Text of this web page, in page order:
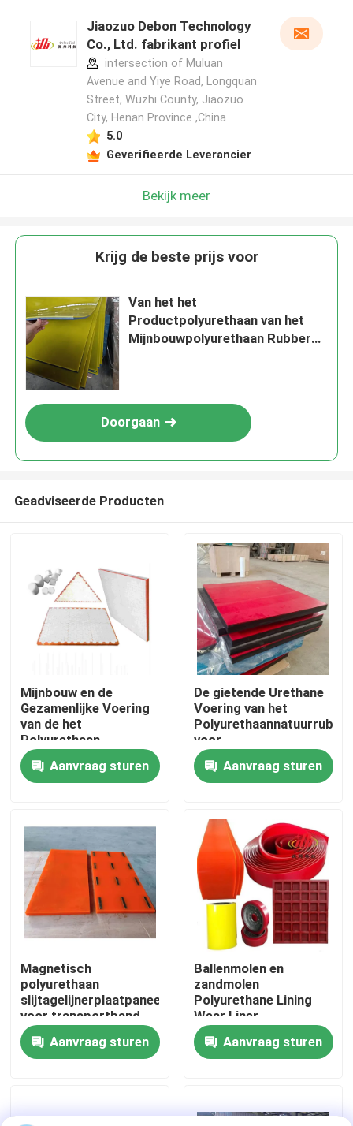
Producten
Videos
Fabrieksreis
Kwaliteitscontrole
Contacteer ons
nieuws
Alumina Ceramische Voering
Jiaozuo Debon Technology
Co., Ltd. fabrikant profiel
intersection of Muluan
Avenue and Yiye Road, Longquan
Street, Wuzhi County, Jiaozuo
City, Henan Province ,China
5.0
Geverifieerde Leverancier
Bekijk meer
Krijg de beste prijs voor
Van het het
Productpolyurethaan van het
Mijnbouwpolyurethaan Rubber
Doorgaan
Geadviseerde Producten
Mijnbouw en de
Gezamenlijke Voering
van de het
Polyurethaan
Ceramische Slijtage
van het
Polyurethaanproduct
Aanvraag sturen
De gietende Urethane
Voering van het
Polyurethaannatuurrubber
voor
Transportbandhelling
Aanvraag sturen
Magnetisch
polyurethaan
slijtagelijnerplaatpaneel
voor transportband,
hopper
Aanvraag sturen
Ballenmolen en
zandmolen
Polyurethane Lining
Wear Liner
Aanvraag sturen